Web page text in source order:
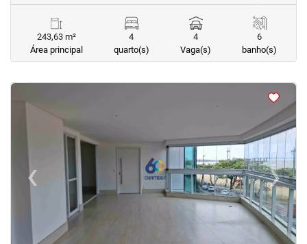
243,63 m²
Área principal
4
quarto(s)
4
Vaga(s)
6
banho(s)
<
‹Previous ›Next